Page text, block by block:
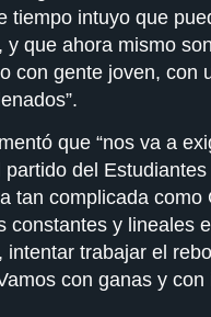
intuyo que
que ahora mismo
con gente joven, con
que “nos va a
del
tan complicada
y lineales
trabajar el
con ganas y